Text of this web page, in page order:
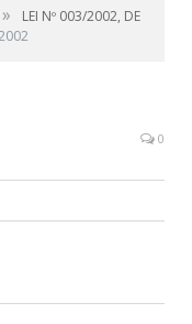
»
LEI Nº 003/2002, DE
0